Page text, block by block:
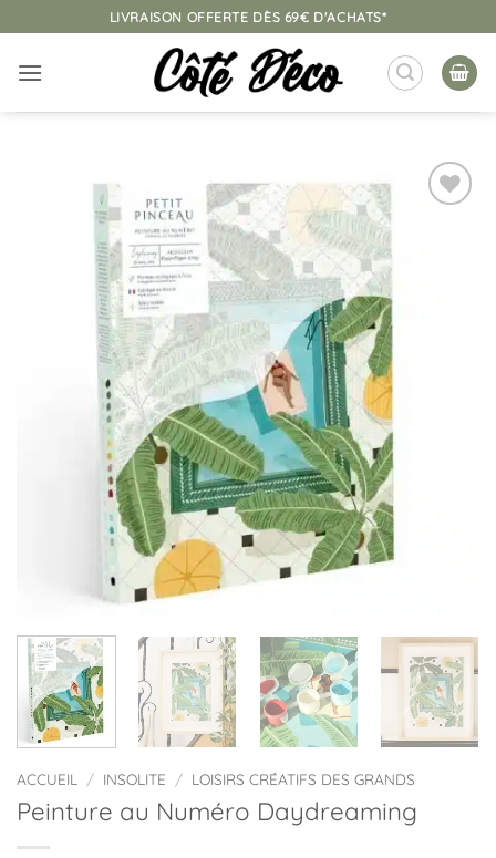
au
contenu
LIVRAISON OFFERTE DÈS 69€ D'ACHATS*
ACCUEIL / INSOLITE / LOISIRS CRÉATIFS DES GRANDS
Peinture au Numéro Daydreaming